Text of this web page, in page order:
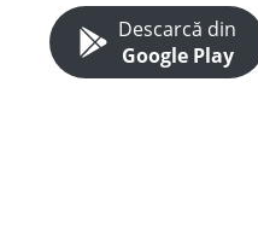
Descarcă din
Google Play